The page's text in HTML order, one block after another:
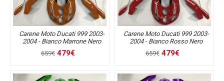
Carene Moto Ducati 999 2003-
2004 - Bianco Marrone Nero
659€ 479€
Carene Moto Ducati 999 2003-
2004 - Bianco Rosso Nero
659€ 479€